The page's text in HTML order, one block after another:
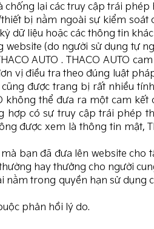
lại các truy cập trái
bị nằm ngoài sự kiểm soát
dữ liệu hoặc các thông tin
(do người sử dụng tự
AUTO . THACO AUTO
vị điều tra theo đúng luật
được trang bị rất nhiều
không thể đưa ra một cam
có sự truy cập trái phép
được xem là thông tin mật,
bạn đã đưa lên website
hay thưởng cho người
trong quyền hạn sử dụng
phản hồi lý do.